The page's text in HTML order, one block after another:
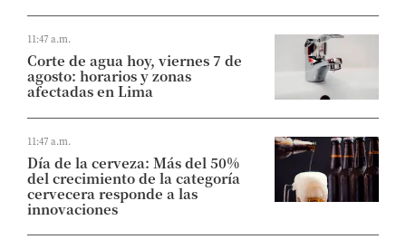
11:47 a.m.
Corte de agua hoy, viernes 7 de
agosto: horarios y zonas
afectadas en Lima
11:47 a.m.
Día de la cerveza: Más del 50%
del crecimiento de la categoría
cervecera responde a las
innovaciones